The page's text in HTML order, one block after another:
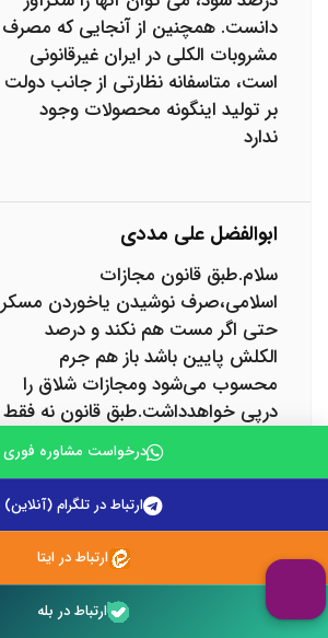
دانست. همچنین از آنجایی که مصرف
مشروبات الکلی در ایران غیرقانونی
است، متاسفانه نظارتی از جانب دولت
بر تولید اینگونه محصولات وجود
ندارد
ابوالفضل علی مددی
سلام.طبق قانون مجازات
اسلامی،صرف نوشیدن یاخوردن مسکر
حتی اگر مست هم نکند و درصد
الکلش پایین باشد باز هم جرم
محسوب می‌شود ومجازات شلاق را
درپی خواهدداشت.طبق قانون نه فقط
نوشیدن بلکه خوردن و تدخین
مسکرات هم جرم میباشد
وحید فراست
در خصوص شرب خمر باید گفت که
دارای شلاق حدی می باشد بطوری که
درخواست مشاوره فوری
ارتباط در تلگرام (آنلاین)
ارتباط در ایتا
ارتباط در بله